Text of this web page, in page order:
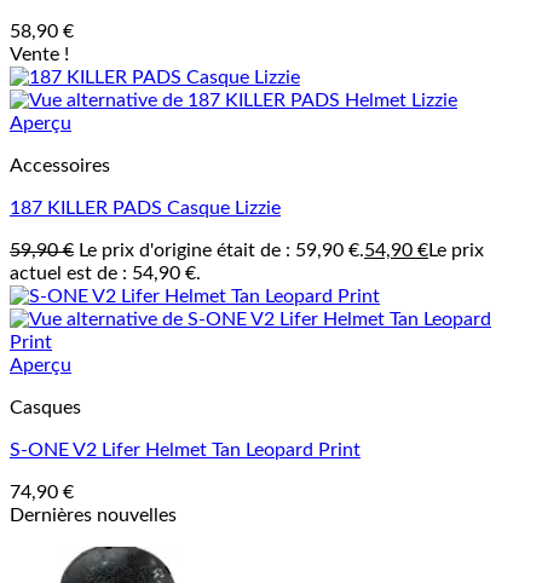
58,90 €
Vente !
Aperçu
Accessoires
187 KILLER PADS Casque Lizzie
59,90€ Le prix d'origine était de : 59,90 €.54,90 €Le prix
actuel est de : 54,90 €.
Aperçu
Casques
S-ONE V2 Lifer Helmet Tan Leopard Print
74,90 €
Dernières nouvelles